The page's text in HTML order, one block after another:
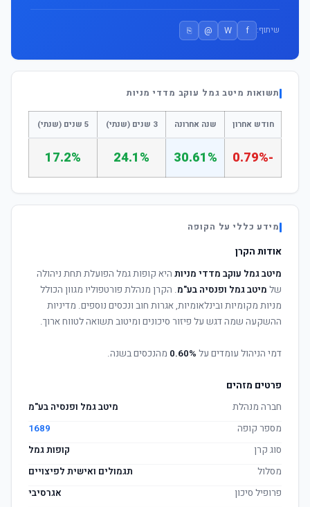
שיתוף: f
W
@
⎘
תשואות מיטב גמל עוקב מדדי מניות
חודש אחרון שנה אחרונה 3 שנים (שנתי) 5 שנים (שנתי)
-0.79%
30.61%
24.1%
17.2%
מידע כללי על הקופה
אודות הקרן
מיטב גמל עוקב מדדי מניות היא קופות גמל הפועלת תחת ניהולה
של מיטב גמל ופנסיה בע"מ. הקרן מנהלת פורטפוליו מגוון הכולל
מניות מקומיות ובינלאומיות, אגרות חוב ונכסים נוספים. מדיניות
ההשקעה שמה דגש על פיזור סיכונים ומיטוב תשואה לטווח ארוך.
דמי הניהול עומדים על 0.60% מהנכסים בשנה.
פרטים מזהים
חברה מנהלת
מיטב גמל ופנסיה בע"מ
מספר קופה
1689
סוג קרן
קופות גמל
מסלול
תגמולים ואישית לפיצויים
פרופיל סיכון
אגרסיבי